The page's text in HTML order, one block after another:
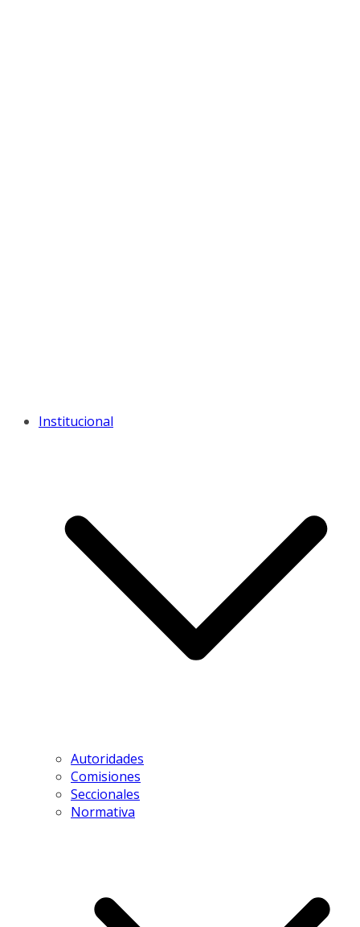
Institucional
Autoridades
Comisiones
Seccionales
Normativa